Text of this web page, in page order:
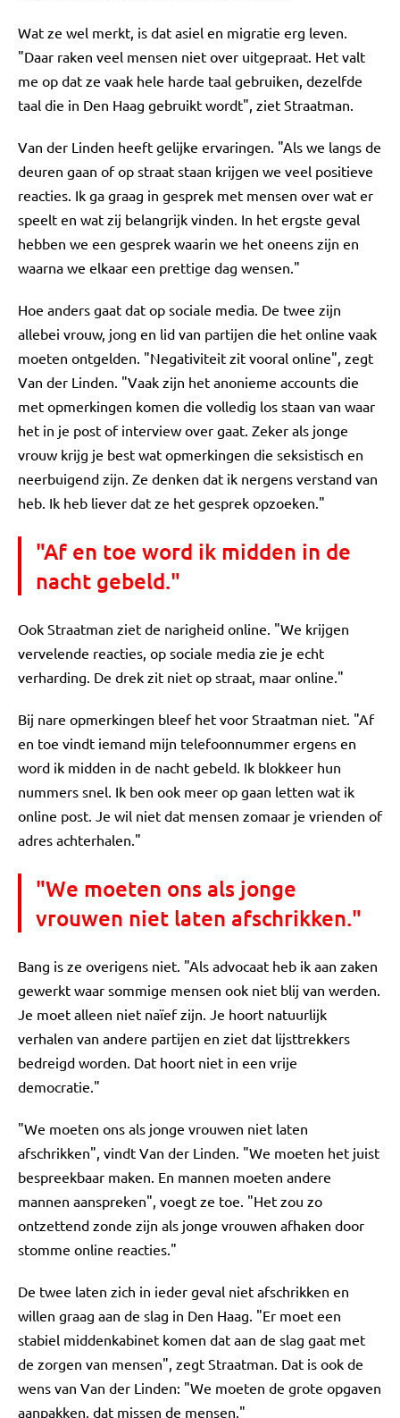
Wat ze wel merkt, is dat asiel en migratie erg leven.
"Daar raken veel mensen niet over uitgepraat. Het valt
me op dat ze vaak hele harde taal gebruiken, dezelfde
taal die in Den Haag gebruikt wordt", ziet Straatman.
Van der Linden heeft gelijke ervaringen. "Als we langs de
deuren gaan of op straat staan krijgen we veel positieve
reacties. Ik ga graag in gesprek met mensen over wat er
speelt en wat zij belangrijk vinden. In het ergste geval
hebben we een gesprek waarin we het oneens zijn en
waarna we elkaar een prettige dag wensen."
Hoe anders gaat dat op sociale media. De twee zijn
allebei vrouw, jong en lid van partijen die het online vaak
moeten ontgelden. "Negativiteit zit vooral online", zegt
Van der Linden. "Vaak zijn het anonieme accounts die
met opmerkingen komen die volledig los staan van waar
het in je post of interview over gaat. Zeker als jonge
vrouw krijg je best wat opmerkingen die seksistisch en
neerbuigend zijn. Ze denken dat ik nergens verstand van
heb. Ik heb liever dat ze het gesprek opzoeken."
"Af en toe word ik midden in de
nacht gebeld."
Ook Straatman ziet de narigheid online. "We krijgen
vervelende reacties, op sociale media zie je echt
verharding. De drek zit niet op straat, maar online."
Bij nare opmerkingen bleef het voor Straatman niet. "Af
en toe vindt iemand mijn telefoonnummer ergens en
word ik midden in de nacht gebeld. Ik blokkeer hun
nummers snel. Ik ben ook meer op gaan letten wat ik
online post. Je wil niet dat mensen zomaar je vrienden of
adres achterhalen."
"We moeten ons als jonge
vrouwen niet laten afschrikken."
Bang is ze overigens niet. "Als advocaat heb ik aan zaken
gewerkt waar sommige mensen ook niet blij van werden.
Je moet alleen niet naïef zijn. Je hoort natuurlijk
verhalen van andere partijen en ziet dat lijsttrekkers
bedreigd worden. Dat hoort niet in een vrije
democratie."
"We moeten ons als jonge vrouwen niet laten
afschrikken", vindt Van der Linden. "We moeten het juist
bespreekbaar maken. En mannen moeten andere
mannen aanspreken", voegt ze toe. "Het zou zo
ontzettend zonde zijn als jonge vrouwen afhaken door
stomme online reacties."
De twee laten zich in ieder geval niet afschrikken en
willen graag aan de slag in Den Haag. "Er moet een
stabiel middenkabinet komen dat aan de slag gaat met
de zorgen van mensen", zegt Straatman. Dat is ook de
wens van Van der Linden: "We moeten de grote opgaven
aanpakken, dat missen de mensen."